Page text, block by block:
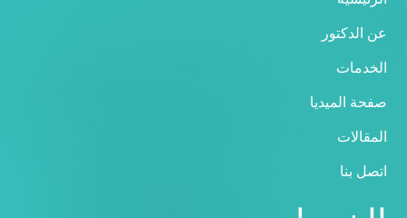
عن الدكتور
الخدمات
صفحة الميديا
المقالات
اتصل بنا